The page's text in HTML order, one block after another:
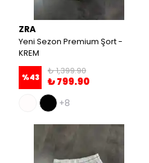
ZRA
Yeni Sezon Premium Şort -
KREM
%43
₺ 1,399.90
₺ 799.90
+8